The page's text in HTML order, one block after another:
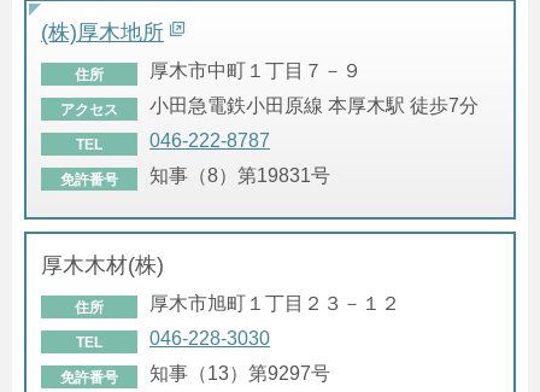
(株)厚木地所
住所 厚木市中町１丁目７－９
アクセス 小田急電鉄小田原線 本厚木駅 徒歩7分
TEL 046-222-8787
免許番号 知事（8）第19831号
厚木木材(株)
住所 厚木市旭町１丁目２３－１２
TEL 046-228-3030
免許番号 知事（13）第9297号